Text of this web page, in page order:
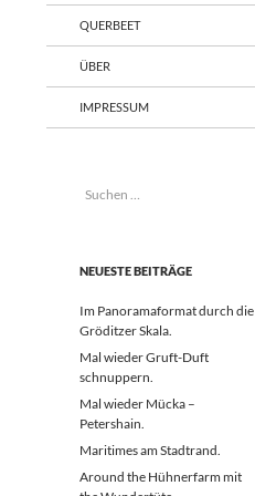
QUERBEET
ÜBER
IMPRESSUM
Suchen
NEUESTE BEITRÄGE
Im Panoramaformat durch die
Gröditzer Skala.
Mal wieder Gruft-Duft
schnuppern.
Mal wieder Mücka –
Petershain.
Maritimes am Stadtrand.
Around the Hühnerfarm mit